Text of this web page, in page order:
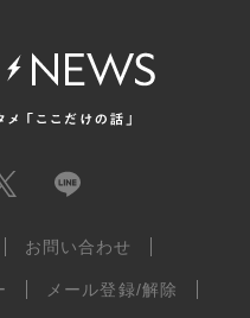
お問い合わせ
メール登録/解除